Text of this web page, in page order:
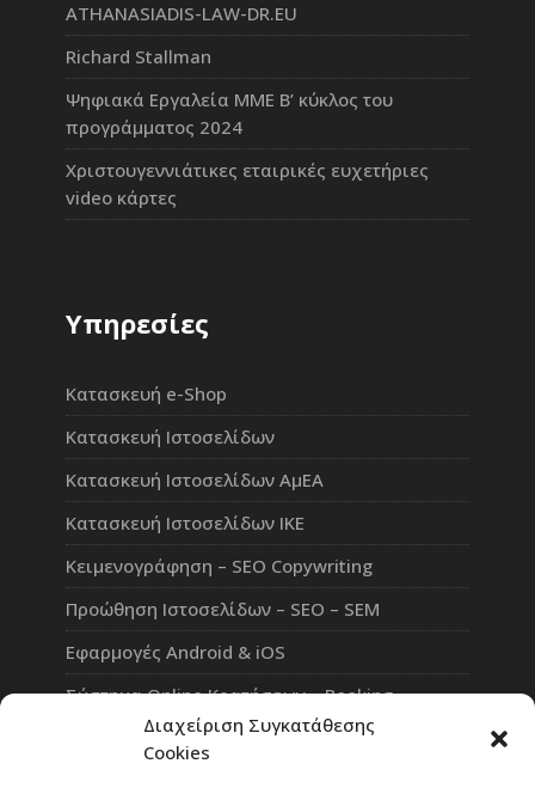
Διαχείριση Συγκατάθεσης
Cookies
ATHANASIADIS-LAW-DR.EU
Richard Stallman
Ψηφιακά Εργαλεία ΜΜΕ Β’ κύκλος του
προγράμματος 2024
Χριστουγεννιάτικες εταιρικές ευχετήριες
video κάρτες
Υπηρεσίες
Κατασκευή e-Shop
Κατασκευή Ιστοσελίδων
Κατασκευή Ιστοσελίδων ΑμΕΑ
Κατασκευή Ιστοσελίδων ΙΚΕ
Κειμενογράφηση – SEO Copywriting
Προώθηση Ιστοσελίδων – SEO – SEM
Εφαρμογές Android & iOS
Σύστημα Online Κρατήσεων – Booking
Πλατφόρμα Τηλεκπαίδευσης eLearning